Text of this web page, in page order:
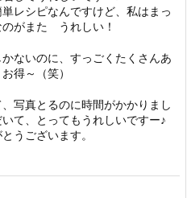
レシピなんですけど、私はまっ
のがまた うれしい！
ないのに、すっごくたくさんあ
得～（笑）
写真とるのに時間がかかりまし
て、とってもうれしいですー♪
うございます。